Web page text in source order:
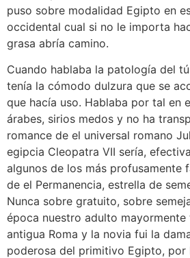
puso sobre modalidad Egipto en
occidental cual si no le importa
grasa abría camino.
Cuando hablaba la patologí­a del
tenía la cómodo dulzura que se
que hacía uso. Hablaba por tal en
árabes, sirios medos y no ha
romance de el universal romano
egipcia Cleopatra VII serí­a,
algunos de los más profusamente
de el Permanencia, estrella de
Nunca sobre gratuito, sobre
época nuestro adulto mayormente
antigua Roma y la novia fui la
poderosa del primitivo Egipto,